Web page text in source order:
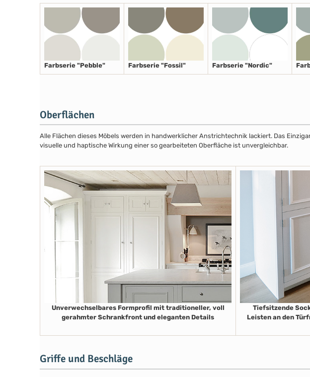
Farbserie "Pebble" Farbserie "Fossil" Farbserie "Nordic"
Oberflächen
Alle Flächen dieses Möbels werden in handwerklicher Anstrichtechnik lackiert. Das
visuelle und haptische Wirkung einer so gearbeiteten Oberfläche ist unvergleichbar.
Unverwechselbares Formprofil mit traditioneller, voll
gerahmter Schrankfront und eleganten Details
Tiefsitzende
Leisten an den
Griffe und Beschläge